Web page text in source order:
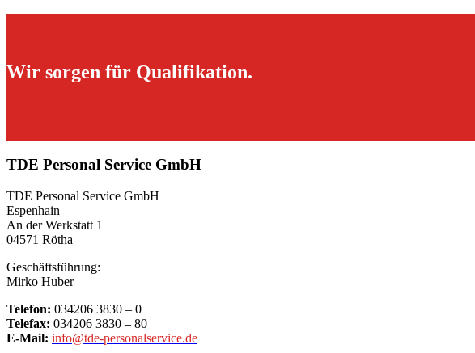
Wir sorgen für Qualifikation.
TDE Personal Service GmbH
TDE Personal Service GmbH
Espenhain
An der Werkstatt 1
04571 Rötha
Geschäftsführung:
Mirko Huber
Telefon: 034206 3830 – 0
Telefax: 034206 3830 – 80
E-Mail: info@tde-personalservice.de